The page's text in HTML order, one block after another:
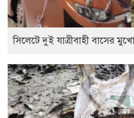
সিলেটে দুই যাত্রীবাহী বাসের